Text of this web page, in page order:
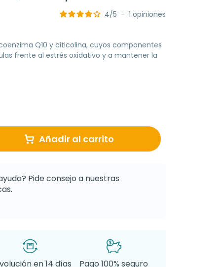
4/5 - 1 opiniones
Q10 y citicolina, cuyos componentes
frente al estrés oxidativo y a mantener la
Añadir al carrito
Pide consejo a nuestras
en 14 días
Pago 100% seguro